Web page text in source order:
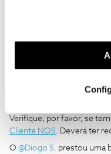
funcionalidades
funcionalidade) e
(cookies de
utilização dos cookies
João H.
, sendo que já
Verifique, por favor, se
Cliente NOS . Deverá ter
O @Diogo S. prestou uma